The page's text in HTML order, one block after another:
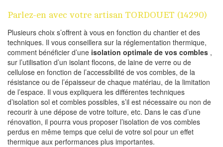
Parlez-en avec votre artisan TORDOUET (14290)
Plusieurs choix s’offrent à vous en fonction du chantier et des
techniques. Il vous conseillera sur la réglementation thermique,
comment bénéficier d’une isolation optimale de vos combles ,
sur l’utilisation d’un isolant flocons, de laine de verre ou de
cellulose en fonction de l’accessibilité de vos combles, de la
résistance ou de l’épaisseur de chaque matériau, de la limitation
de l’espace. Il vous expliquera les différentes techniques
d’isolation sol et combles possibles, s’il est nécessaire ou non de
recourir à une dépose de votre toiture, etc. Dans le cas d’une
rénovation, il pourra vous proposer l’isolation de vos combles
perdus en même temps que celui de votre sol pour un effet
thermique aux performances plus importantes.